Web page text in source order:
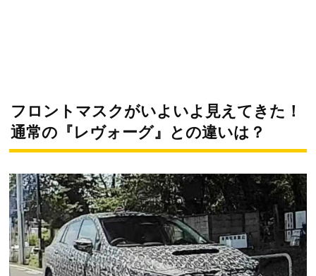
フロントマスクがいよいよ見えてきた！
通常の『レヴォーグ』との違いは？